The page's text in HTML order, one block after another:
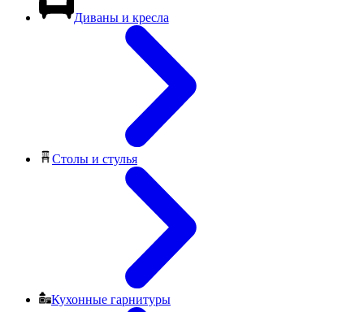
Диваны и кресла
Столы и стулья
Кухонные гарнитуры